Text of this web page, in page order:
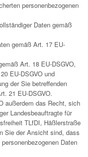
personenbezogenen
Daten gemäß
gemäß Art. 17 EU-
Art. 18 EU-DSGVO,
EU-DSGVO und
der Sie betreffenden
21 EU-DSGVO.
außerdem das Recht, sich
Landesbeauftragte für
TLfDI, Häßlerstraße
Sie der Ansicht sind, dass
Daten